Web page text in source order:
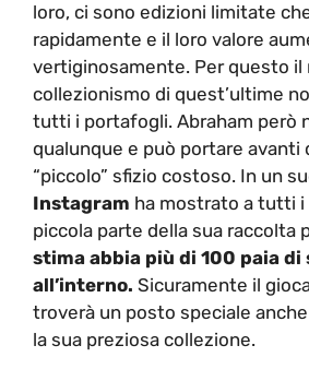
loro, ci sono edizioni limitate
rapidamente e il loro valore
vertiginosamente. Per questo il
collezionismo di quest’ultime
tutti i portafogli. Abraham però
qualunque e può portare avanti
“piccolo” sfizio costoso. In un
Instagram ha mostrato a tutti
piccola parte della sua raccolta
stima abbia più di 100 paia di
all’interno. Sicuramente il
troverà un posto speciale
la sua preziosa collezione.